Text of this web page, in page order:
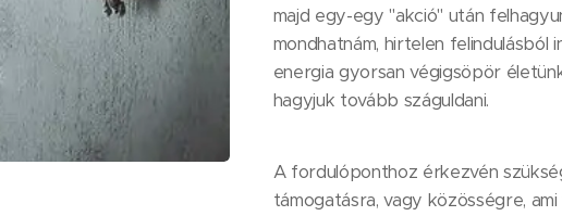
majd egy-egy "akció" után
mondhatnám, hirtelen felindulásból
energia gyorsan végigsöpör
hagyjuk tovább száguldani.
A fordulóponthoz érkezvén
támogatásra, vagy közösségre, ami